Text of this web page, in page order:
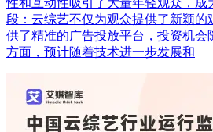
段：云综艺不仅为观众提供了新颖的
供了精准的广告投放平台，投资机会
方面，预计随着技术进一步发展和